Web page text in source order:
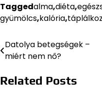
Taggedalma,diéta,
gyümölcs,kalória,
Bejegyzés
Datolya betegségek –
miért nem nő?
Related Posts